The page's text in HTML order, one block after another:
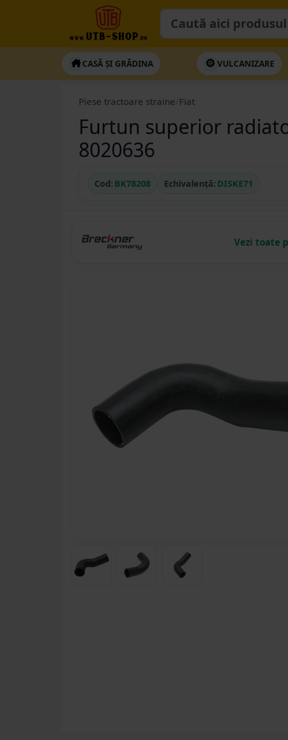
CASĂ ȘI GRĂDINA VULCANIZARE
Piese tractoare straine Fiat
Furtun superior
8020636
Cod: BK78208 Echivalență: DISKE71
Vezi toate